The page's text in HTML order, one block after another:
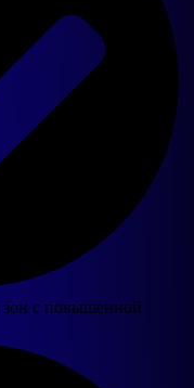
зон с повышенной